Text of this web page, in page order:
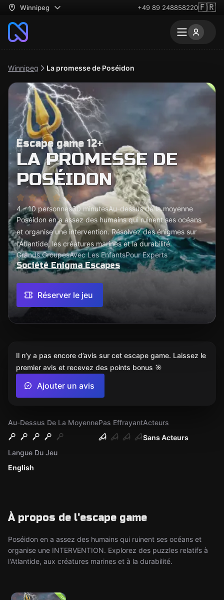
Winnipeg +49 89 248858220🇫🇷
Winnipeg La promesse de Poséidon
Escape game 12+
LA PROMESSE DE
POSÉIDON
4 - 10 personnes60 minutesAu-dessus de la moyenne
Poséidon en a assez des humains qui ruinent ses océans
et organise une intervention. Résolvez des énigmes sur
l'Atlantide, les créatures marines et la durabilité.
Grands GroupesAvec Les EnfantsPour Experts
Société Enigma Escapes
Réserver le jeu
Au-Dessus De La MoyennePas Effrayant
Sans Acteurs
Acteurs
English
Langue Du Jeu
À propos de l'escape game
Poséidon en a assez des humains qui ruinent ses océans et
organise une INTERVENTION. Explorez des puzzles relatifs à
l'Atlantide, aux créatures marines et à la durabilité.
Il n’y a pas encore d’avis sur cet escape game. Laissez le
premier avis et recevez des points bonus 🎯
Ajouter un avis